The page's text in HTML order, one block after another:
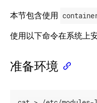
本节包含使用
使用以下命令在系统上
准备环境